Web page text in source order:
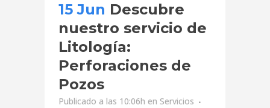
15 Jun Descubre
nuestro servicio de
Litología:
Perforaciones de
Pozos
Publicado a las 10:06h en Servicios